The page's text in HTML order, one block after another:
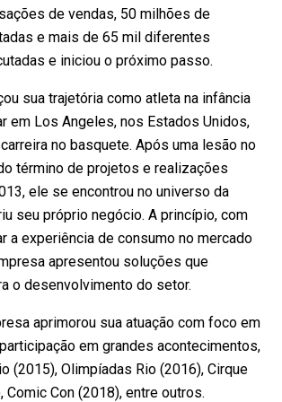
de vendas, 50 milhões de
e mais de 65 mil diferentes
e iniciou o próximo passo.
sua trajetória como atleta na infância
em Los Angeles, nos Estados Unidos,
no basquete. Após uma lesão no
término de projetos e realizações
ele se encontrou no universo da
seu próprio negócio. A princípio, com
a experiência de consumo no mercado
apresentou soluções que
o desenvolvimento do setor.
aprimorou sua atuação com foco em
em grandes acontecimentos,
(2015), Olimpíadas Rio (2016), Cirque
Comic Con (2018), entre outros.